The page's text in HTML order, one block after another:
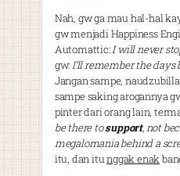
Nah, gw ga mau hal-hal
gw menjadi Happiness
Automattic:I will never
gw:I’ll remember the
Jangan sampe,
sampe saking arogannya
pinter dari orang lain,
be there tosupport, not
megalomania behind a
itu, dan itunggak enak